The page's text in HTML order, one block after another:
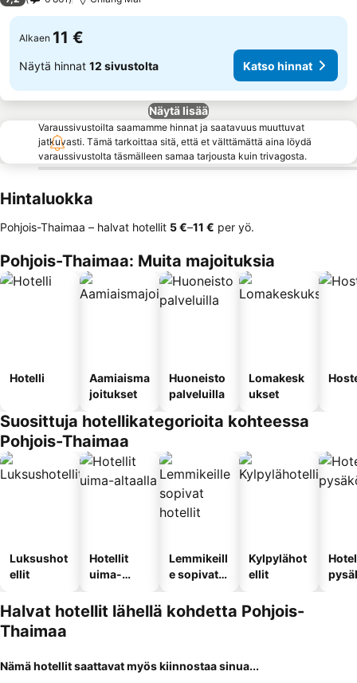
Alkaen 11 €
Näytä hinnat 12 sivustolta Katso hinnat
Näytä lisää
Varaussivustoilta saamamme hinnat ja saatavuus muuttuvat
jatkuvasti. Tämä tarkoittaa sitä, että et välttämättä aina löydä
varaussivustolta täsmälleen samaa tarjousta kuin trivagosta.
Hintaluokka
Pohjois-Thaimaa – halvat hotellit ‎5 €–‎11 € per yö.
Pohjois-Thaimaa: Muita majoituksia
Hotelli
Aamiaisma
joitukset
Huoneisto
palveluilla
Lomakesk
ukset
Suosittuja hotellikategorioita kohteessa
Pohjois-Thaimaa
Luksushot
ellit
Hotellit
uima-
Lemmikeill
e sopivat
Kylpylähot
ellit
Halvat hotellit lähellä kohdetta Pohjois-
Thaimaa
Nämä hotellit saattavat myös kiinnostaa sinua...